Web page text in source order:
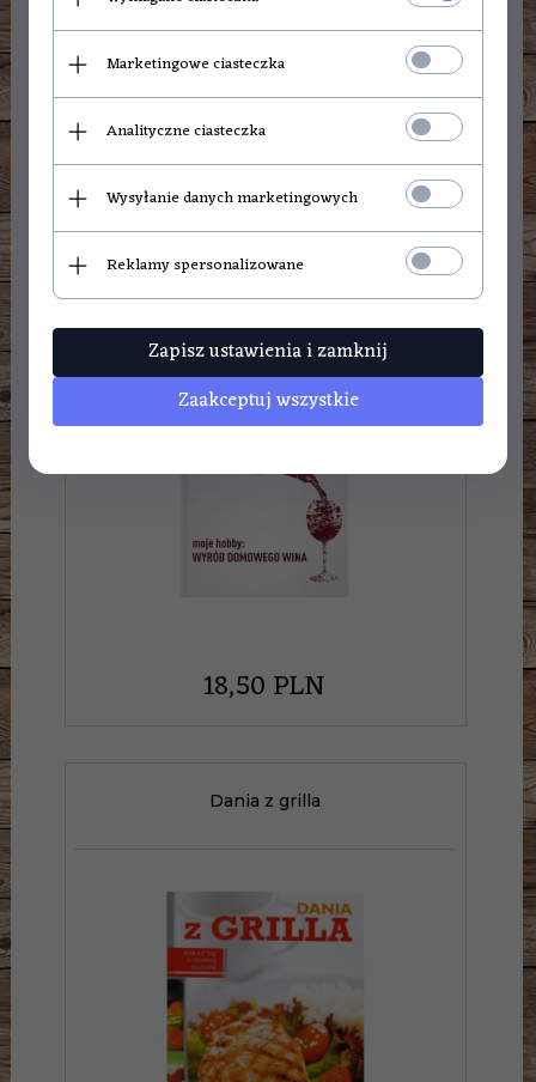
19,99
Moje hobby: wyrób domowego wina
18,50PLN
Dania z grilla
Marketingowe ciasteczka
Analityczne ciasteczka
Wysyłanie danych marketingowych
Reklamy spersonalizowane
Zapisz ustawienia i zamknij
Zaakceptuj wszystkie